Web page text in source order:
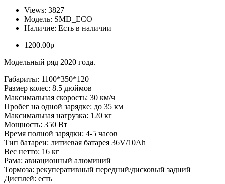
Views: 3827
Модель: SMD_ECO
Наличие: Есть в наличии
1200.00р
Модельный ряд 2020 года.
Габариты: 1100*350*120
Размер колес: 8.5 дюймов
Максимальная скорость: 30 км/ч
Пробег на одной зарядке: до 35 км
Максимальная нагрузка: 120 кг
Мощность: 350 Вт
Время полной зарядки: 4-5 часов
Тип батареи: литиевая батарея 36V/10Ah
Вес нетто: 16 кг
Рама: авиационный алюминий
Тормоза: рекуперативный передний/дисковый задний
Дисплей: есть